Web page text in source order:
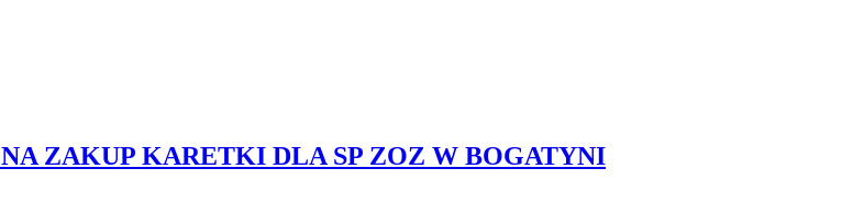
ZAKUP KARETKI DLA SP ZOZ W BOGATYNI